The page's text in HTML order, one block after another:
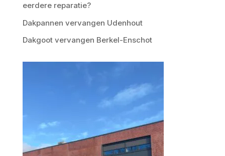
eerdere reparatie?
Dakpannen vervangen Udenhout
Dakgoot vervangen Berkel-Enschot